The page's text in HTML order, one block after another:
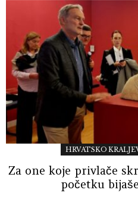
HRVATSKO
Za one koje privlače
početku